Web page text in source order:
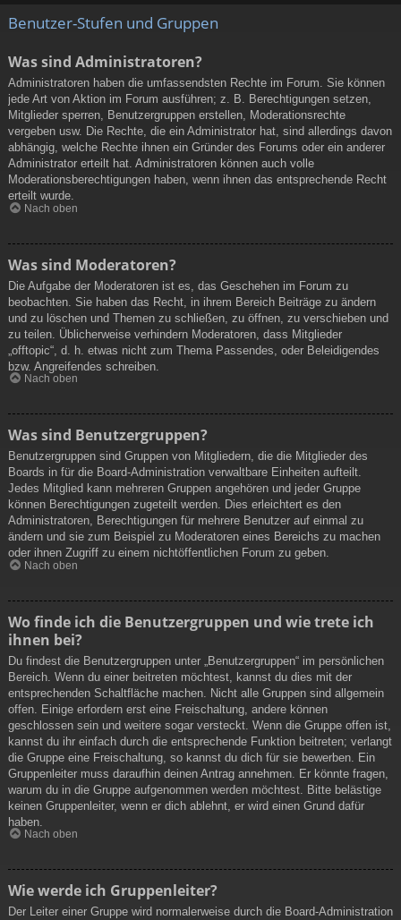
Benutzer-Stufen und Gruppen
Was sind Administratoren?
Administratoren haben die umfassendsten Rechte im Forum. Sie können
jede Art von Aktion im Forum ausführen; z. B. Berechtigungen setzen,
Mitglieder sperren, Benutzergruppen erstellen, Moderationsrechte
vergeben usw. Die Rechte, die ein Administrator hat, sind allerdings davon
abhängig, welche Rechte ihnen ein Gründer des Forums oder ein anderer
Administrator erteilt hat. Administratoren können auch volle
Moderationsberechtigungen haben, wenn ihnen das entsprechende Recht
erteilt wurde.
Nach oben
Was sind Moderatoren?
Die Aufgabe der Moderatoren ist es, das Geschehen im Forum zu
beobachten. Sie haben das Recht, in ihrem Bereich Beiträge zu ändern
und zu löschen und Themen zu schließen, zu öffnen, zu verschieben und
zu teilen. Üblicherweise verhindern Moderatoren, dass Mitglieder
„offtopic“, d. h. etwas nicht zum Thema Passendes, oder Beleidigendes
bzw. Angreifendes schreiben.
Nach oben
Was sind Benutzergruppen?
Benutzergruppen sind Gruppen von Mitgliedern, die die Mitglieder des
Boards in für die Board-Administration verwaltbare Einheiten aufteilt.
Jedes Mitglied kann mehreren Gruppen angehören und jeder Gruppe
können Berechtigungen zugeteilt werden. Dies erleichtert es den
Administratoren, Berechtigungen für mehrere Benutzer auf einmal zu
ändern und sie zum Beispiel zu Moderatoren eines Bereichs zu machen
oder ihnen Zugriff zu einem nichtöffentlichen Forum zu geben.
Nach oben
Wo finde ich die Benutzergruppen und wie trete ich
ihnen bei?
Du findest die Benutzergruppen unter „Benutzergruppen“ im persönlichen
Bereich. Wenn du einer beitreten möchtest, kannst du dies mit der
entsprechenden Schaltfläche machen. Nicht alle Gruppen sind allgemein
offen. Einige erfordern erst eine Freischaltung, andere können
geschlossen sein und weitere sogar versteckt. Wenn die Gruppe offen ist,
kannst du ihr einfach durch die entsprechende Funktion beitreten; verlangt
die Gruppe eine Freischaltung, so kannst du dich für sie bewerben. Ein
Gruppenleiter muss daraufhin deinen Antrag annehmen. Er könnte fragen,
warum du in die Gruppe aufgenommen werden möchtest. Bitte belästige
keinen Gruppenleiter, wenn er dich ablehnt, er wird einen Grund dafür
haben.
Nach oben
Wie werde ich Gruppenleiter?
Der Leiter einer Gruppe wird normalerweise durch die Board-Administration